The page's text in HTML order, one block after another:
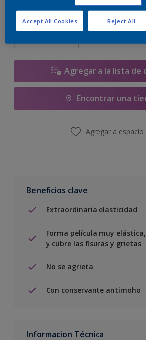
Cantidad Calculadora de
Agregar a la lista de
Encontrar una
Agregar a espacio
Beneficios clave
Extraordinaria elasticidad
Forma película muy
y cubre las fisuras y grietas
No se agrieta
Con conservante antimoho
Informacion Técnica
Reject All
Accept All Cookies